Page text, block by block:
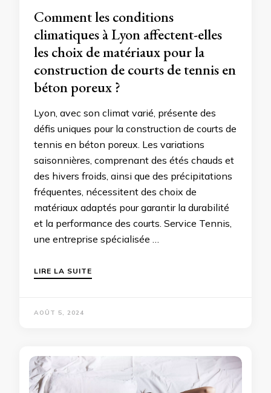
Comment les conditions
climatiques à Lyon affectent-elles
les choix de matériaux pour la
construction de courts de tennis en
béton poreux ?
Lyon, avec son climat varié, présente des
défis uniques pour la construction de courts de
tennis en béton poreux. Les variations
saisonnières, comprenant des étés chauds et
des hivers froids, ainsi que des précipitations
fréquentes, nécessitent des choix de
matériaux adaptés pour garantir la durabilité
et la performance des courts. Service Tennis,
une entreprise spécialisée …
LIRE LA SUITE
AOÛT 5, 2024